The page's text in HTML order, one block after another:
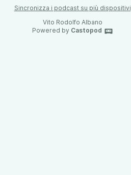
Sincronizza i podcast su più dispositivi
Vito Rodolfo Albano
Powered by Castopod